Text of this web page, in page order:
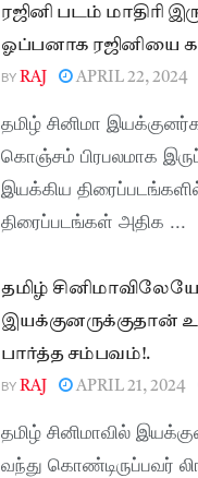
ரஜினி படம் மாதிரி
ஓப்பனாக ரஜினியை
BY RAJ APRIL 22, 2024
தமிழ் சினிமா
கொஞ்சம் பிரபலமாக
இயக்கிய
திரைப்படங்கள் அதிக ...
தமிழ்
இயக்குனருக்குதான்
பார்த்த சம்பவம்!.
BY RAJ APRIL 21, 2024
தமிழ் சினிமாவில்
வந்து கொண்டிருப்பவர்